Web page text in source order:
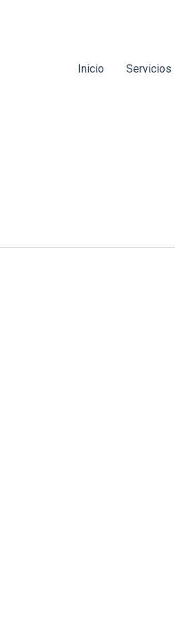
Inicio
Servicios